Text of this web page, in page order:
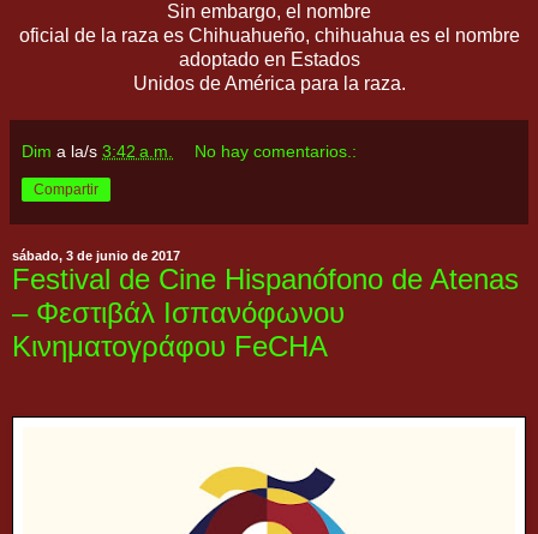
Sin embargo, el nombre
oficial de la raza es Chihuahueño, chihuahua es el nombre
adoptado en Estados
Unidos de América para la raza.
Dim a la/s 3:42 a.m. No hay comentarios.:
Compartir
sábado, 3 de junio de 2017
Festival de Cine Hispanófono de Atenas
– Φεστιβάλ Ισπανόφωνου
Κινηματογράφου FeCHA